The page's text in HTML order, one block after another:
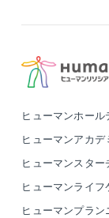
ヒューマンホー
ヒューマンアカデ
ヒューマンスタ
ヒューマンライフ
ヒューマンプラ